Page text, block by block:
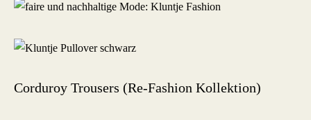
Corduroy Trousers (Re-Fashion Kollektion)